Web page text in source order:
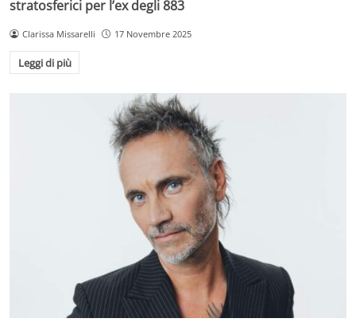
stratosferici per l’ex degli 883
Clarissa Missarelli 17 Novembre 2025
Leggi di più